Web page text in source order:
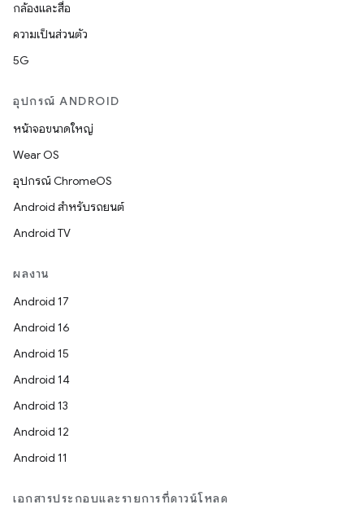
กล้องและสื่อ
ความเป็นส่วนตัว
5G
อุปกรณ์ ANDROID
หน้าจอขนาดใหญ่
Wear OS
อุปกรณ์ ChromeOS
Android สำหรับรถยนต์
Android TV
ผลงาน
Android 17
Android 16
Android 15
Android 14
Android 13
Android 12
Android 11
เอกสารประกอบและรายการที่ดาวน์โหลด